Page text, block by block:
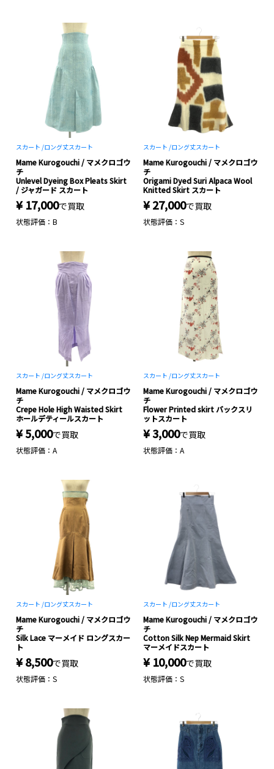
スカート /ロング丈スカート
Mame Kurogouchi / マメクロゴウ
チ
Unlevel Dyeing Box Pleats Skirt
/ ジャガード スカート
¥ 17,000で買取
状態評価：B
スカート /ロング丈スカート
Mame Kurogouchi / マメクロゴウ
チ
Origami Dyed Suri Alpaca Wool
Knitted Skirt スカート
¥ 27,000で買取
状態評価：S
スカート /ロング丈スカート
Mame Kurogouchi / マメクロゴウ
チ
Crepe Hole High Waisted Skirt
ホールデティールスカート
¥ 5,000で買取
状態評価：A
スカート /ロング丈スカート
Mame Kurogouchi / マメクロゴウ
チ
Flower Printed skirt バックスリ
ットスカート
¥ 3,000で買取
状態評価：A
スカート /ロング丈スカート
Mame Kurogouchi / マメクロゴウ
チ
Silk Lace マーメイド ロングスカー
ト
¥ 8,500で買取
状態評価：S
スカート /ロング丈スカート
Mame Kurogouchi / マメクロゴウ
チ
Cotton Silk Nep Mermaid Skirt
マーメイドスカート
¥ 10,000で買取
状態評価：S